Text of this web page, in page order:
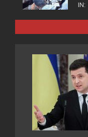
IN: